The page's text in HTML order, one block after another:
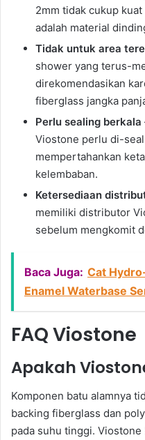
2mm tidak cukup
adalah material
Tidak untuk area
shower yang terus-
direkomendasikan
fiberglass jangka
Perlu sealing berkala
Viostone perlu di-
mempertahankan
kelembaban.
Ketersediaan
memiliki distributor
sebelum mengkomit
Baca Juga: Cat
Enamel Waterbase
FAQ Viostone
Apakah
Komponen batu alamnya
backing fiberglass dan
pada suhu tinggi.